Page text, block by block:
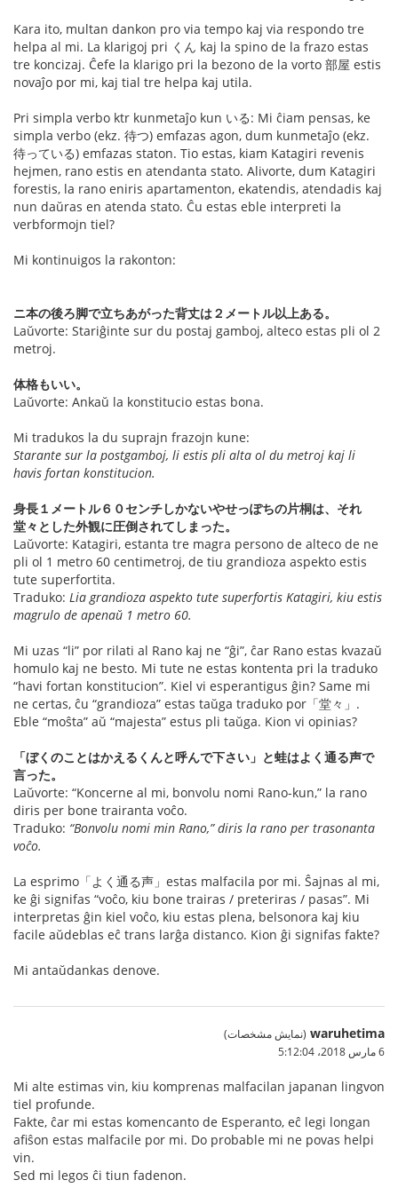
Kara ito, multan dankon pro via tempo kaj via respondo tre
helpa al mi. La klarigoj pri くん kaj la spino de la frazo estas
tre koncizaj. Ĉefe la klarigo pri la bezono de la vorto 部屋 estis
novaĵo por mi, kaj tial tre helpa kaj utila.
Pri simpla verbo ktr kunmetaĵo kun いる: Mi ĉiam pensas, ke
simpla verbo (ekz. 待つ) emfazas agon, dum kunmetaĵo (ekz.
待っている) emfazas staton. Tio estas, kiam Katagiri revenis
hejmen, rano estis en atendanta stato. Alivorte, dum Katagiri
forestis, la rano eniris apartamenton, ekatendis, atendadis kaj
nun daŭras en atenda stato. Ĉu estas eble interpreti la
verbformojn tiel?
Mi kontinuigos la rakonton:
ニ本の後ろ脚で立ちあがった背丈は２メートル以上ある。
Laŭvorte: Stariĝinte sur du postaj gamboj, alteco estas pli ol 2
metroj.
体格もいい。
Laŭvorte: Ankaŭ la konstitucio estas bona.
Mi tradukos la du suprajn frazojn kune:
Starante sur la postgamboj, li estis pli alta ol du metroj kaj li
havis fortan konstitucion.
身長１メートル６０センチしかないやせっぽちの片桐は、それ
堂々とした外観に圧倒されてしまった。
Laŭvorte: Katagiri, estanta tre magra persono de alteco de ne
pli ol 1 metro 60 centimetroj, de tiu grandioza aspekto estis
tute superfortita.
Traduko: Lia grandioza aspekto tute superfortis Katagiri, kiu estis
magrulo de apenaŭ 1 metro 60.
Mi uzas “li” por rilati al Rano kaj ne “ĝi”, ĉar Rano estas kvazaŭ
homulo kaj ne besto. Mi tute ne estas kontenta pri la traduko
“havi fortan konstitucion”. Kiel vi esperantigus ĝin? Same mi
ne certas, ĉu “grandioza” estas taŭga traduko por「堂々」.
Eble “moŝta” aŭ “majesta” estus pli taŭga. Kion vi opinias?
「ぼくのことはかえるくんと呼んで下さい」と蛙はよく通る声で
言った。
Laŭvorte: “Koncerne al mi, bonvolu nomi Rano-kun,” la rano
diris per bone trairanta voĉo.
Traduko: “Bonvolu nomi min Rano,” diris la rano per trasonanta
voĉo.
La esprimo「よく通る声」estas malfacila por mi. Ŝajnas al mi,
ke ĝi signifas “voĉo, kiu bone trairas / preteriras / pasas”. Mi
interpretas ĝin kiel voĉo, kiu estas plena, belsonora kaj kiu
facile aŭdeblas eĉ trans larĝa distanco. Kion ĝi signifas fakte?
Mi antaŭdankas denove.
waruhetima (نمایش مشخصات)
6 مارس 2018،‏ 5:12:04
Mi alte estimas vin, kiu komprenas malfacilan japanan lingvon
tiel profunde.
Fakte, ĉar mi estas komencanto de Esperanto, eĉ legi longan
afiŝon estas malfacile por mi. Do probable mi ne povas helpi
vin.
Sed mi legos ĉi tiun fadenon.